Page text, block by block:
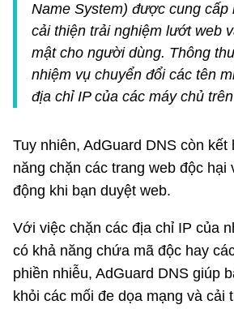
Name System) được cung cấp
cải thiện trải nghiệm lướt web
mật cho người dùng. Thông
nhiệm vụ chuyển đổi các tên
địa chỉ IP của các máy chủ
Tuy nhiên, AdGuard DNS còn
năng chặn các trang web độc hại
động khi bạn duyệt web.
Với việc chặn các địa chỉ IP của
có khả năng chứa mã độc hay
phiền nhiễu, AdGuard DNS giúp
khỏi các mối đe dọa mạng và cải